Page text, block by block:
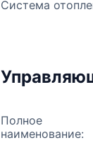
Система
Полное
наименование: